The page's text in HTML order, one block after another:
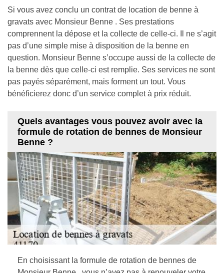
Si vous avez conclu un contrat de location de benne à
gravats avec Monsieur Benne . Ses prestations
comprennent la dépose et la collecte de celle-ci. Il ne s’agit
pas d’une simple mise à disposition de la benne en
question. Monsieur Benne s’occupe aussi de la collecte de
la benne dès que celle-ci est remplie. Ses services ne sont
pas payés séparément, mais forment un tout. Vous
bénéficierez donc d’un service complet à prix réduit.
Quels avantages vous pouvez avoir avec la
formule de rotation de bennes de Monsieur
Benne ?
En choisissant la formule de rotation de bennes de